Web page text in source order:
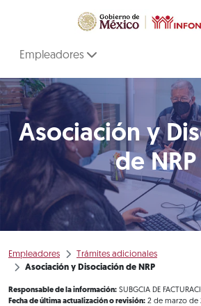
Empleadores
Asociación y
de NRP
Empleadores
Trámites adicionales
Asociación y Disociación de NRP
Responsable de la información: SUBGCIA DE
Fecha de última actualización o revisión: 2 de marzo de